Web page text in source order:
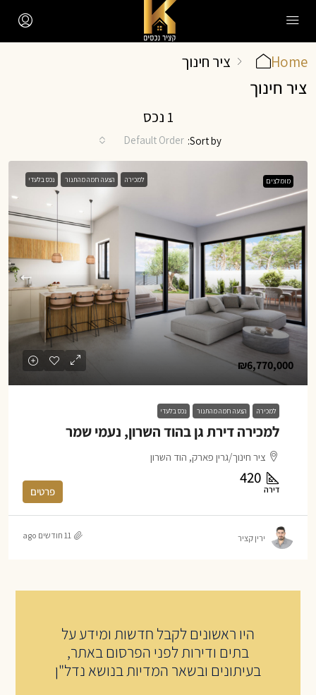
Home ציר חינוך
ציר חינוך
1 נכס
Sort by:
Default Order
מומלצים למכירה הצעה חמה מהתנור נכס בלעדי
₪6,770,000
למכירה הצעה חמה מהתנור נכס בלעדי
למכירה דירת גן בהוד השרון, נעמי שמר
ציר חינוך/גרין פארק, הוד השרון
420
דירה פרטים
ירין קציר 11 חודשים ago
היו ראשונים לקבל חדשות ומידע על
בתים ודירות לפני הפרסום באתר,
בעיתונים ובשאר המדיות בנושא נדל"ן